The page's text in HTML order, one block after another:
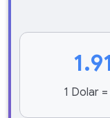
1 Dolar